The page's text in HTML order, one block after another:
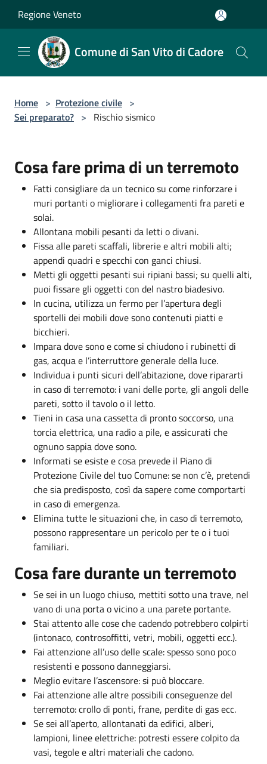
Regione Veneto
Comune di San Vito di Cadore
Home > Protezione civile >
Sei preparato? > Rischio sismico
Cosa fare prima di un terremoto
Fatti consigliare da un tecnico su come rinforzare i
muri portanti o migliorare i collegamenti fra pareti e
solai.
Allontana mobili pesanti da letti o divani.
Fissa alle pareti scaffali, librerie e altri mobili alti;
appendi quadri e specchi con ganci chiusi.
Metti gli oggetti pesanti sui ripiani bassi; su quelli alti,
puoi fissare gli oggetti con del nastro biadesivo.
In cucina, utilizza un fermo per l’apertura degli
sportelli dei mobili dove sono contenuti piatti e
bicchieri.
Impara dove sono e come si chiudono i rubinetti di
gas, acqua e l’interruttore generale della luce.
Individua i punti sicuri dell’abitazione, dove ripararti
in caso di terremoto: i vani delle porte, gli angoli delle
pareti, sotto il tavolo o il letto.
Tieni in casa una cassetta di pronto soccorso, una
torcia elettrica, una radio a pile, e assicurati che
ognuno sappia dove sono.
Informati se esiste e cosa prevede il Piano di
Protezione Civile del tuo Comune: se non c’è, pretendi
che sia predisposto, così da sapere come comportarti
in caso di emergenza.
Elimina tutte le situazioni che, in caso di terremoto,
possono rappresentare un pericolo per te o i tuoi
familiari.
Cosa fare durante un terremoto
Se sei in un luogo chiuso, mettiti sotto una trave, nel
vano di una porta o vicino a una parete portante.
Stai attento alle cose che cadendo potrebbero colpirti
(intonaco, controsoffitti, vetri, mobili, oggetti ecc.).
Fai attenzione all’uso delle scale: spesso sono poco
resistenti e possono danneggiarsi.
Meglio evitare l’ascensore: si può bloccare.
Fai attenzione alle altre possibili conseguenze del
terremoto: crollo di ponti, frane, perdite di gas ecc.
Se sei all’aperto, allontanati da edifici, alberi,
lampioni, linee elettriche: potresti essere colpito da
vasi, tegole e altri materiali che cadono.